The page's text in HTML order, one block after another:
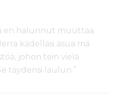
en halunnut muuttaa.
kädelläsi asua mä
johon tein vielä
täydensi laulun.”